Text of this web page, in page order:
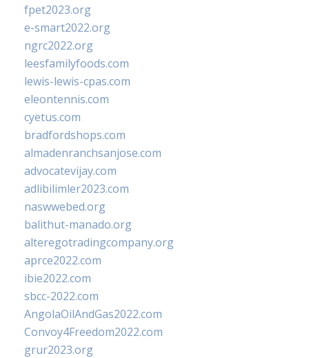
fpet2023.org
e-smart2022.org
ngrc2022.org
leesfamilyfoods.com
lewis-lewis-cpas.com
eleontennis.com
cyetus.com
bradfordshops.com
almadenranchsanjose.com
advocatevijay.com
adlibilimler2023.com
naswwebed.org
balithut-manado.org
alteregotradingcompany.org
aprce2022.com
ibie2022.com
sbcc-2022.com
AngolaOilAndGas2022.com
Convoy4Freedom2022.com
grur2023.org